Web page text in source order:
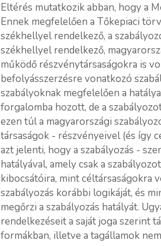
Eltérés mutatkozik abban, hogy a
Ennek megfelelően a Tőkepiaci
székhellyel rendelkező, a
székhellyel rendelkező,
működő részvénytársaságokra is
befolyásszerzésre vonatkozó
szabályoknak megfelelően a
forgalomba hozott, de a
ezen túl a magyarországi
társaságok - részvényeivel (és így
azt jelenti, hogy a szabályozás -
hatályával, amely csak a
kibocsátóira, mint céltársaságokra
szabályozás korábbi logikáját, és
megőrzi a szabályozás hatályát.
rendelkezéseit a saját joga szerint
formákban, illetve a tagállamok